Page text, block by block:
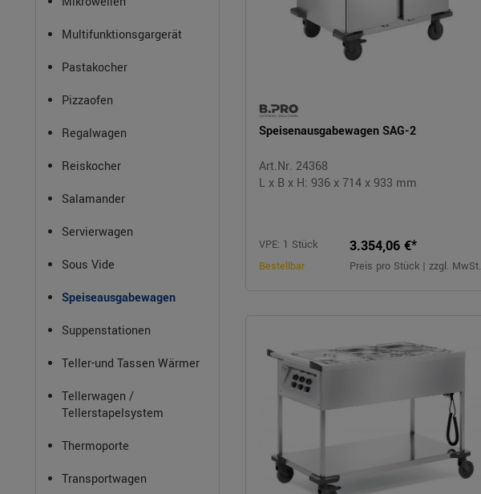
Multifunktionsgargerät
Pastakocher
Pizzaofen
Regalwagen
Reiskocher
Salamander
Servierwagen
Sous Vide
Speiseausgabewagen
Suppenstationen
Teller-und Tassen Wärmer
Tellerwagen /
Tellerstapelsystem
Thermoporte
Transportwagen
Speisenausgabewagen SAG-2
Art.Nr. 24368
L x B x H: 936 x 714 x 933 mm
VPE: 1 Stück
Bestellbar
3.354,06 €*
Preis pro Stück | zzgl. MwSt.